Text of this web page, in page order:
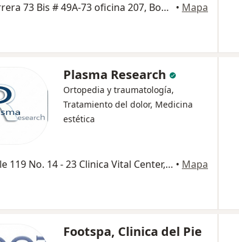
Carrera 73 Bis # 49A-73 oficina 207, Bogotá • Mapa
Plasma Research
Ortopedia y traumatología,
Tratamiento del dolor, Medicina
estética
Calle 119 No. 14 - 23 Clinica Vital Center, Bogotá • Mapa
Footspa, Clinica del Pie